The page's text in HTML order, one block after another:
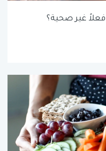
غير صحية؟